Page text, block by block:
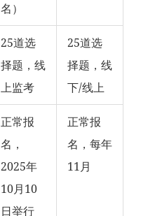
名）
25道选
择题，线
上监考
25道选
择题，线
下/线上
正常报
名，
2025年
10月10
日举行
正常报
名，每年
11月